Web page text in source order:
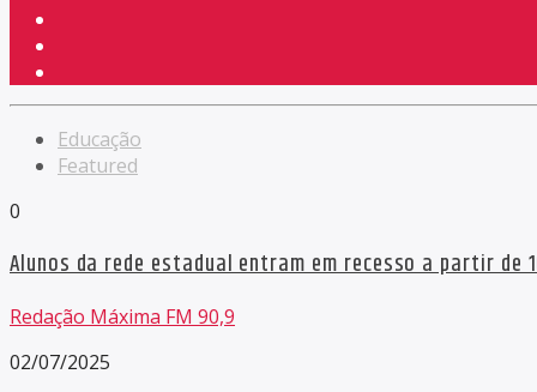
Educação
Featured
0
Alunos da rede estadual entram em recesso a partir
Redação Máxima FM 90,9
02/07/2025